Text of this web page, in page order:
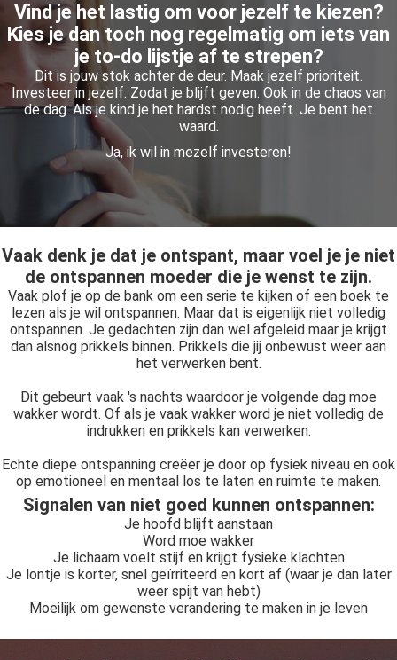
Vind je het lastig om voor jezelf te kiezen?
Kies je dan toch nog regelmatig om iets van
je to-do lijstje af te strepen?
Dit is jouw stok achter de deur. Maak jezelf prioriteit.
Investeer in jezelf. Zodat je blijft geven. Ook in de chaos van
de dag. Als je kind je het hardst nodig heeft. Je bent het
waard.
Ja, ik wil in mezelf investeren!
Vaak denk je dat je ontspant, maar voel je je niet
de ontspannen moeder die je wenst te zijn.
Vaak plof je op de bank om een serie te kijken of een boek te
lezen als je wil ontspannen. Maar dat is eigenlijk niet volledig
ontspannen. Je gedachten zijn dan wel afgeleid maar je krijgt
dan alsnog prikkels binnen. Prikkels die jij onbewust weer aan
het verwerken bent.
Dit gebeurt vaak 's nachts waardoor je volgende dag moe
wakker wordt. Of als je vaak wakker word je niet volledig de
indrukken en prikkels kan verwerken.
Echte diepe ontspanning creëer je door op fysiek niveau en ook
op emotioneel en mentaal los te laten en ruimte te maken.
Signalen van niet goed kunnen ontspannen:
Je hoofd blijft aanstaan
Word moe wakker
Je lichaam voelt stijf en krijgt fysieke klachten
Je lontje is korter, snel geïrriteerd en kort af (waar je dan later
weer spijt van hebt)
Moeilijk om gewenste verandering te maken in je leven